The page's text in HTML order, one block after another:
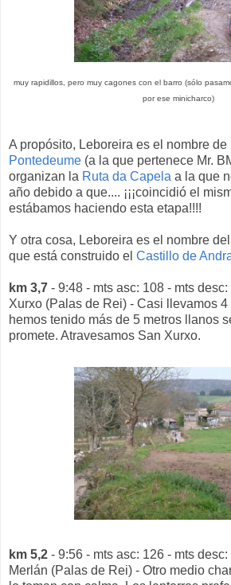
muy rapidillos, pero muy cagones con el barro (sólo
por ese minicharco)
A propósito, Leboreira es el nombre de
Pontedeume (a la que pertenece Mr.
organizan la Ruta da Capela a la que
año debido a que.... ¡¡¡coincidió el
estábamos haciendo esta etapa!!!!
Y otra cosa, Leboreira es el nombre
que está construido el Castillo de
km 3,7 - 9:48 - mts asc: 108 - mts
Xurxo (Palas de Rei) - Casi llevamos
hemos tenido más de 5 metros llanos
promete. Atravesamos San Xurxo.
km 5,2 - 9:56 - mts asc: 126 - mts
Merlán (Palas de Rei) - Otro medio